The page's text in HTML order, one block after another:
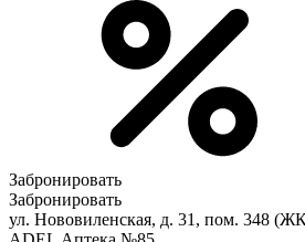
Забронировать
Забронировать
ул. Нововиленская, д. 31, пом. 348